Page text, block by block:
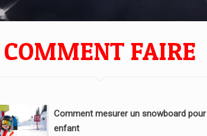
COMMENT FAIRE
Comment mesurer un snowboard pour
enfant